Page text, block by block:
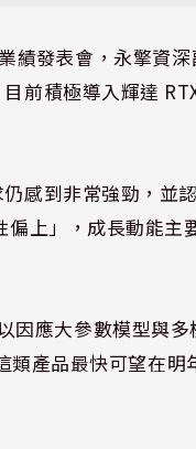
績發表會，永擎資
前積極導入輝達
感到非常強勁，並
上」，成長動能主
因應大參數模型與多
產品最快可望在明